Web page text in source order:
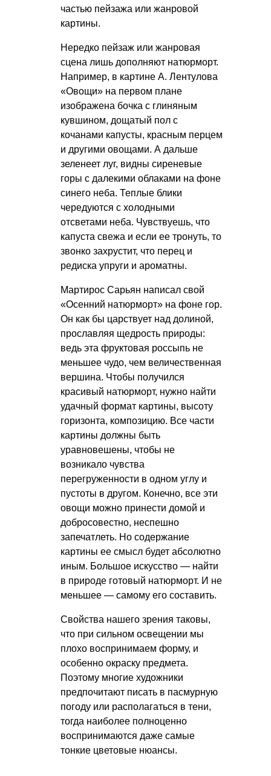
частью пейзажа или жанровой
картины.
Нередко пейзаж или жанровая
сцена лишь дополняют натюрморт.
Например, в картине А. Лентулова
«Овощи» на первом плане
изображена бочка с глиняным
кувшином, дощатый пол с
кочанами капусты, красным перцем
и другими овощами. А дальше
зеленеет луг, видны сиреневые
горы с далекими облаками на фоне
синего неба. Теплые блики
чередуются с холодными
отсветами неба. Чувствуешь, что
капуста свежа и если ее тронуть, то
звонко захрустит, что перец и
редиска упруги и ароматны.
Мартирос Сарьян написал свой
«Осенний натюрморт» на фоне гор.
Он как бы царствует над долиной,
прославляя щедрость природы:
ведь эта фруктовая россыпь не
меньшее чудо, чем величественная
вершина. Чтобы получился
красивый натюрморт, нужно найти
удачный формат картины, высоту
горизонта, композицию. Все части
картины должны быть
уравновешены, чтобы не
возникало чувства
перегруженности в одном углу и
пустоты в другом. Конечно, все эти
овощи можно принести домой и
добросовестно, неспешно
запечатлеть. Но содержание
картины ее смысл будет абсолютно
иным. Большое искусство — найти
в природе готовый натюрморт. И не
меньшее — самому его составить.
Свойства нашего зрения таковы,
что при сильном освещении мы
плохо воспринимаем форму, и
особенно окраску предмета.
Поэтому многие художники
предпочитают писать в пасмурную
погоду или располагаться в тени,
тогда наиболее полноценно
воспринимаются даже самые
тонкие цветовые нюансы.